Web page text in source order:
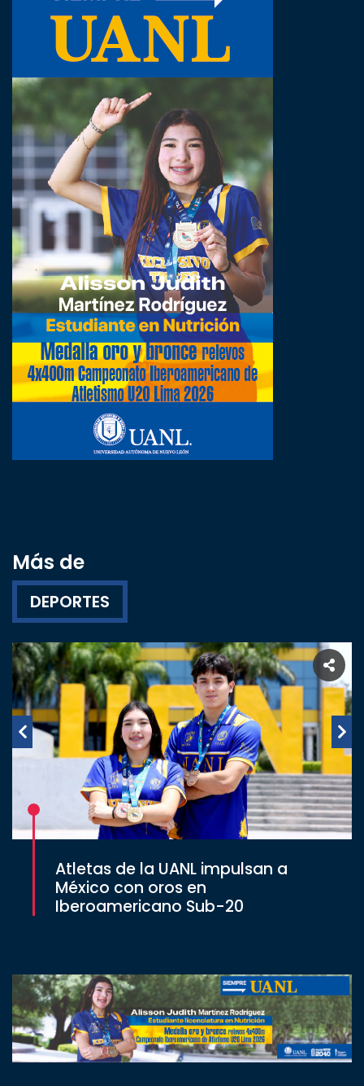
Más de
DEPORTES
Atletas de la UANL impulsan a
México con oros en
Iberoamericano Sub-20